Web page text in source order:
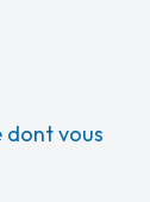
dont vous